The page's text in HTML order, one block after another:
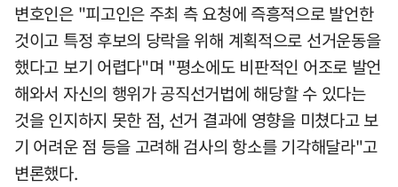
변호인은 "피고인은 주최 측 요청에 즉흥적으로 발언한
것이고 특정 후보의 당락을 위해 계획적으로 선거운동을
했다고 보기 어렵다"며 "평소에도 비판적인 어조로 발언
해와서 자신의 행위가 공직선거법에 해당할 수 있다는
것을 인지하지 못한 점, 선거 결과에 영향을 미쳤다고 보
기 어려운 점 등을 고려해 검사의 항소를 기각해달라"고
변론했다.